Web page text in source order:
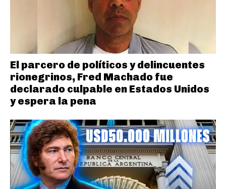
El parcero de políticos y delincuentes
rionegrinos, Fred Machado fue
declarado culpable en Estados Unidos
y espera la pena